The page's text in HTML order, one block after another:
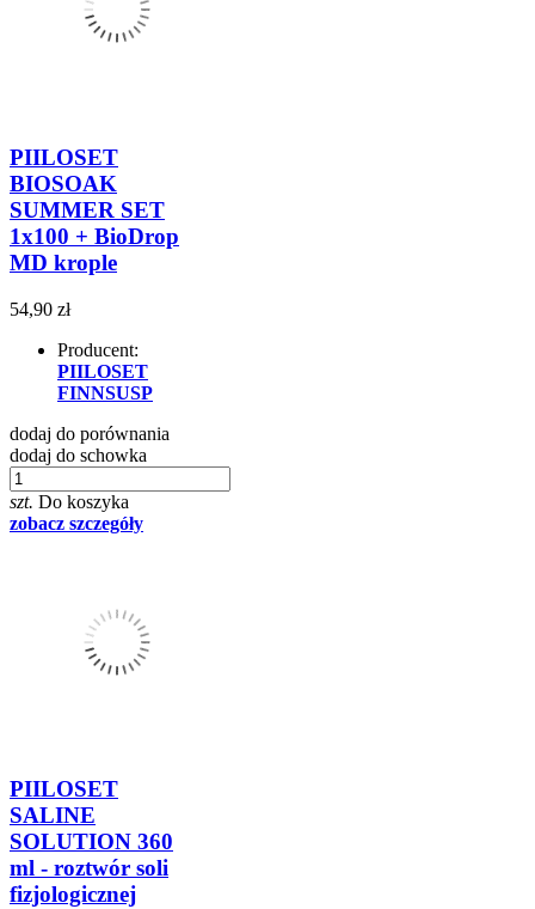
PIILOSET
BIOSOAK
SUMMER SET
1x100 + BioDrop
MD krople
54,90 zł
Producent:
PIILOSET
FINNSUSP
dodaj do porównania
dodaj do schowka
szt. Do koszyka
zobacz szczegóły
PIILOSET
SALINE
SOLUTION 360
ml - roztwór soli
fizjologicznej